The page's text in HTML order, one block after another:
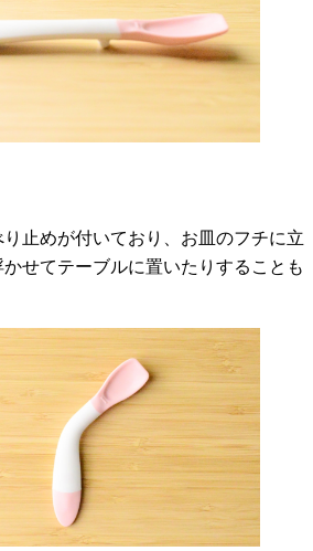
止めが付いており、お皿のフチに立
せてテーブルに置いたりすることも